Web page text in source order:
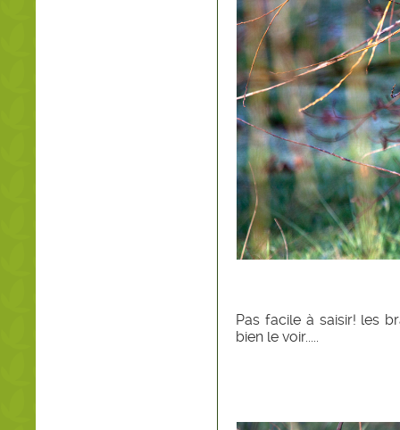
Pas facile à saisir! les
bien le voir.....